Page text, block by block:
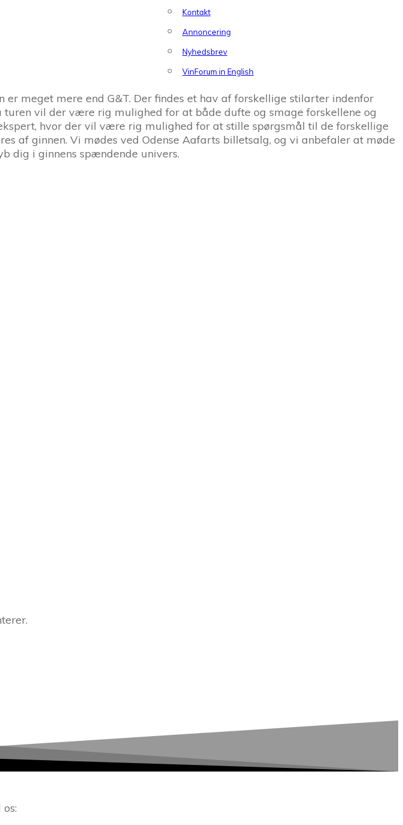
Kontakt
Annoncering
Nyhedsbrev
VinForum in English
meget mere end G&T. Der findes et hav af forskellige stilarter indenfor
vil der være rig mulighed for at både dufte og smage forskellene og
hvor der vil være rig mulighed for at stille spørgsmål til de forskellige
af ginnen. Vi mødes ved Odense Aafarts billetsalg, og vi anbefaler at møde
dig i ginnens spændende univers.